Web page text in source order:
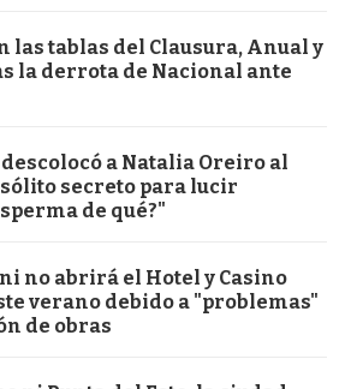
las tablas del Clausura, Anual y
la derrota de Nacional ante
a Natalia Oreiro al
secreto para lucir
de qué?"
no abrirá el Hotel y Casino
verano debido a "problemas"
de obras